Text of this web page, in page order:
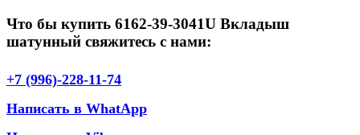
Что бы купить 6162-39-3041U Вкладыш
шатунный свяжитесь с нами:
+7 (996)-228-11-74
Написать в WhatApp